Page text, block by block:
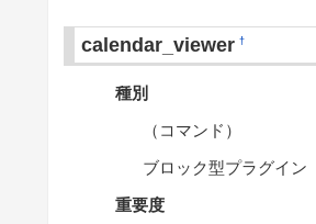
calendar_viewer †
種別
（コマンド）
ブロック型プラグイン
重要度